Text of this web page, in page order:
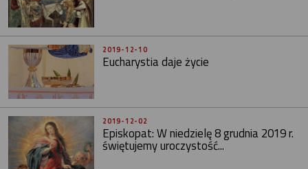
2019-12-10
Eucharystia daje życie
2019-12-02
Episkopat: W niedzielę 8 grudnia 2019 r.
świętujemy uroczystość...